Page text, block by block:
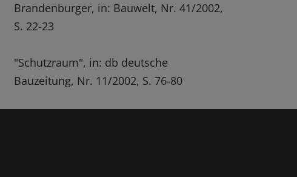
Brandenburger, in: Bauwelt, Nr. 41/2002,
S. 22-23
"Schutzraum", in: db deutsche
Bauzeitung, Nr. 11/2002, S. 76-80